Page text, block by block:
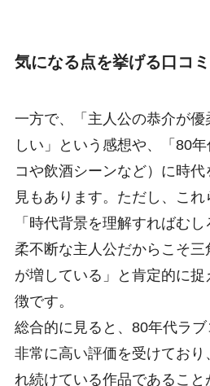
気になる点を挙げる口コミ
一方で、「主人公の恭介が
しい」という感想や、「80
コや飲酒シーンなど）に時
見もあります。ただし、これ
「時代背景を理解すればむ
柔不断な主人公だからこそ三
が増している」と肯定的に
徴です。
総合的に見ると、80年代ラ
非常に高い評価を受けており
れ続けている作品であること